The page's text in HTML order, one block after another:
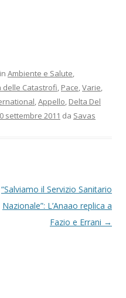
Ambiente e Salute,
delle Catastrofi, Pace,Varie,
,Appello, Delta Del
settembre 2011 da Savas
“Salviamo il Servizio Sanitario
Nazionale”: L’Anaao replica a
Fazio e Errani →